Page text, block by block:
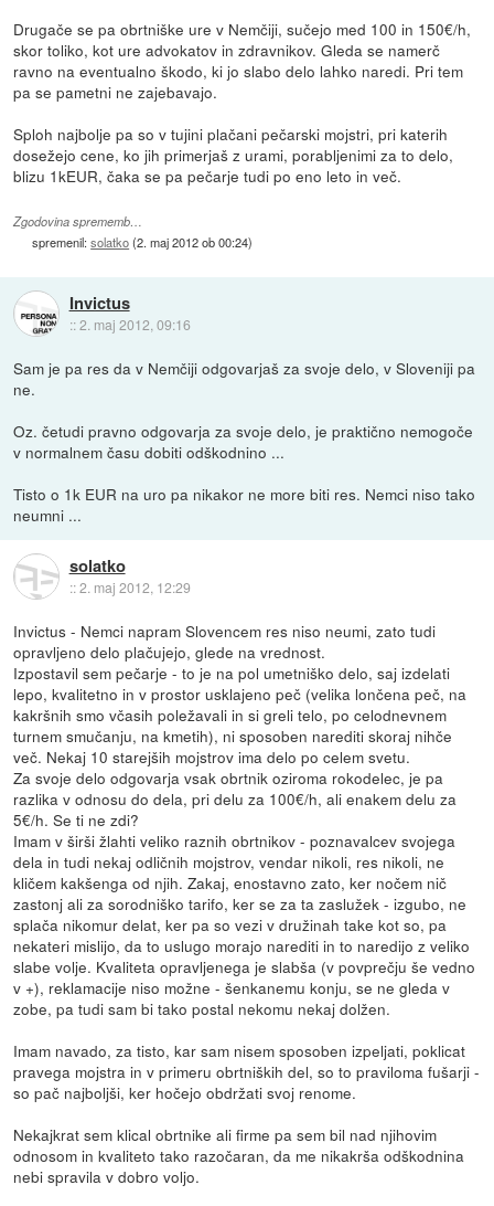
Drugače se pa obrtniške ure v Nemčiji, sučejo med 100 in 150€/h,
skor toliko, kot ure advokatov in zdravnikov. Gleda se namerč
ravno na eventualno škodo, ki jo slabo delo lahko naredi. Pri tem
pa se pametni ne zajebavajo.
Sploh najbolje pa so v tujini plačani pečarski mojstri, pri katerih
dosežejo cene, ko jih primerjaš z urami, porabljenimi za to delo,
blizu 1kEUR, čaka se pa pečarje tudi po eno leto in več.
Zgodovina sprememb…
spremenil:solatko(2. maj 2012 ob 00:24)
Invictus
::2. maj 2012, 09:16
Sam je pa res da v Nemčiji odgovarjaš za svoje delo, v Sloveniji pa
ne.
Oz. četudi pravno odgovarja za svoje delo, je praktično nemogoče
v normalnem času dobiti odškodnino ...
Tisto o 1k EUR na uro pa nikakor ne more biti res. Nemci niso tako
neumni ...
solatko
::2. maj 2012, 12:29
Invictus - Nemci napram Slovencem res niso neumi, zato tudi
opravljeno delo plačujejo, glede na vrednost.
Izpostavil sem pečarje - to je na pol umetniško delo, saj izdelati
lepo, kvalitetno in v prostor usklajeno peč (velika lončena peč, na
kakršnih smo včasih poležavali in si greli telo, po celodnevnem
turnem smučanju, na kmetih), ni sposoben narediti skoraj nihče
več. Nekaj 10 starejših mojstrov ima delo po celem svetu.
Za svoje delo odgovarja vsak obrtnik oziroma rokodelec, je pa
razlika v odnosu do dela, pri delu za 100€/h, ali enakem delu za
5€/h. Se ti ne zdi?
Imam v širši žlahti veliko raznih obrtnikov - poznavalcev svojega
dela in tudi nekaj odličnih mojstrov, vendar nikoli, res nikoli, ne
kličem kakšenga od njih. Zakaj, enostavno zato, ker nočem nič
zastonj ali za sorodniško tarifo, ker se za ta zaslužek - izgubo, ne
splača nikomur delat, ker pa so vezi v družinah take kot so, pa
nekateri mislijo, da to uslugo morajo narediti in to naredijo z veliko
slabe volje. Kvaliteta opravljenega je slabša (v povprečju še vedno
v +), reklamacije niso možne - šenkanemu konju, se ne gleda v
zobe, pa tudi sam bi tako postal nekomu nekaj dolžen.
Imam navado, za tisto, kar sam nisem sposoben izpeljati, poklicat
pravega mojstra in v primeru obrtniških del, so to praviloma fušarji -
so pač najboljši, ker hočejo obdržati svoj renome.
Nekajkrat sem klical obrtnike ali firme pa sem bil nad njihovim
odnosom in kvaliteto tako razočaran, da me nikakrša odškodnina
nebi spravila v dobro voljo.